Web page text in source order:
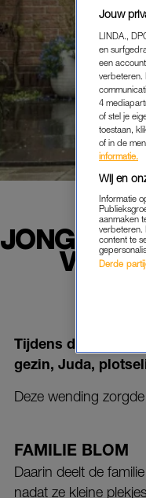
JONGSTE
VOL'
Tijdens de
gezin, Juda,
Deze wending
FAMILIE BLOM
Daarin deelt de
nadat ze kleine
Jouw
LINDA.,
en
een
verbeteren.
4
of stel je
toestaan,
of in de
informatie.
Wij en
Informatie
aanmaken
verbeteren.
content te
Derde